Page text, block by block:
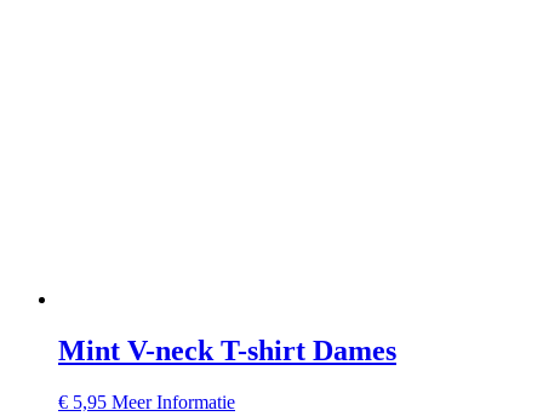
Mint V-neck T-shirt Dames
€ 5,95 Meer Informatie